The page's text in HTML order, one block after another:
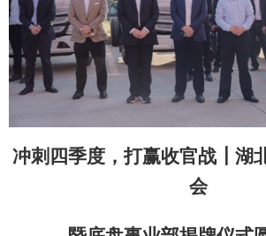
冲刺四季度，打赢收官战┃湖
会